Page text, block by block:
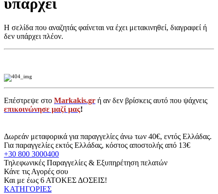
υπάρχει
Η σελίδα που αναζητάς φαίνεται να έχει μετακινηθεί, διαγραφεί ή
δεν υπάρχει πλέον.
Επέστρεψε στο Markakis.gr ή αν δεν βρίσκεις αυτό που ψάχνεις
επικοινώνησε μαζί μας!
Δωρεάν μεταφορικά για παραγγελίες άνω των 40€, εντός Ελλάδας.
Για παραγγελίες εκτός Ελλάδας, κόστος αποστολής από 13€
+30 800 3000400
Τηλεφωνικές Παραγγελίες & Εξυπηρέτηση πελατών
Κάνε τις Αγορές σου
Και με έως 6 ΑΤΟΚΕΣ ΔΟΣΕΙΣ!
ΚΑΤΗΓΟΡΙΕΣ